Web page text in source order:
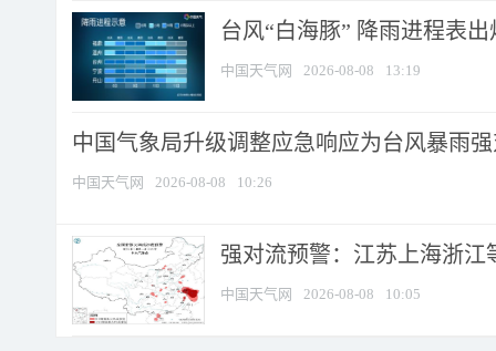
台风“白海豚” 降雨进程表
中国天气网 2026-08-08 13:19
中国气象局升级调整应急响应为台风暴雨
中国天气网 2026-08-08 10:26
强对流预警：江苏上海浙江
中国天气网 2026-08-08 10:05